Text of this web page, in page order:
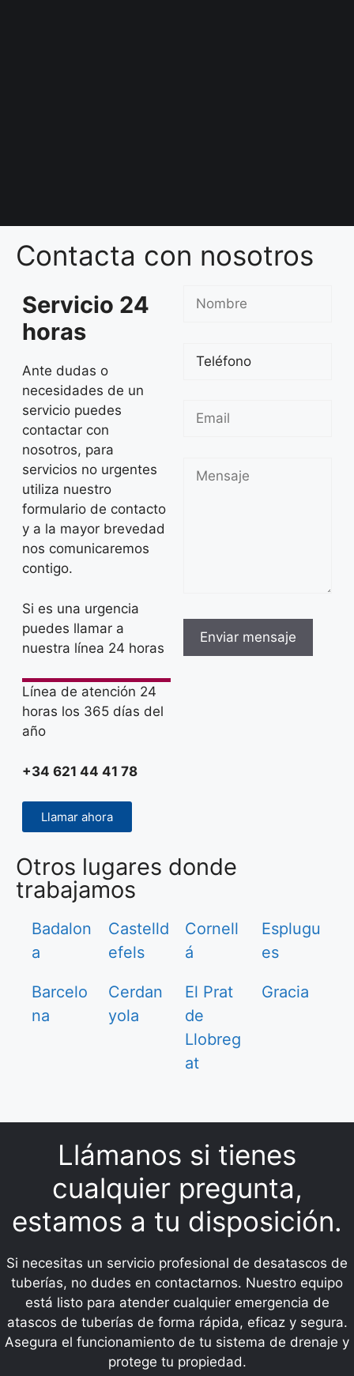
Contacta con nosotros
Servicio 24
horas
Ante dudas o
necesidades de un
servicio puedes
contactar con
nosotros, para
servicios no urgentes
utiliza nuestro
formulario de contacto
y a la mayor brevedad
nos comunicaremos
contigo.
Si es una urgencia
puedes llamar a
nuestra línea 24 horas
Línea de atención 24
horas los 365 días del
año
+34 621 44 41 78
Llamar ahora
Otros lugares donde
trabajamos
Badalon
a
Barcelo
na
Castelld
efels
Cerdan
yola
Cornell
á
El Prat
de
Llobreg
at
Esplugu
es
Gracia
Llámanos si tienes
cualquier pregunta,
estamos a tu disposición.
Si necesitas un servicio profesional de desatascos de
tuberías, no dudes en contactarnos. Nuestro equipo
está listo para atender cualquier emergencia de
atascos de tuberías de forma rápida, eficaz y segura.
Asegura el funcionamiento de tu sistema de drenaje y
protege tu propiedad.